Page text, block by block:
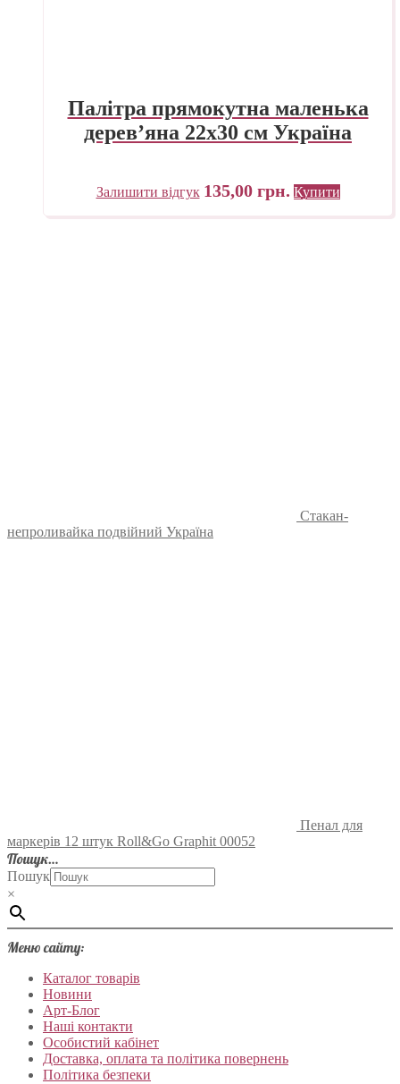
Палітра прямокутна маленька
дерев’яна 22х30 см Україна
Залишити відгук 135,00 грн. Купити
Стакан-
непроливайка подвійний Україна
Пенал для
маркерів 12 штук Roll&Go Graphit 00052
Пошук…
Пошук
×
Меню сайту:
Каталог товарів
Новини
Арт-Блог
Наші контакти
Особистий кабінет
Доставка, оплата та політика повернень
Політика безпеки